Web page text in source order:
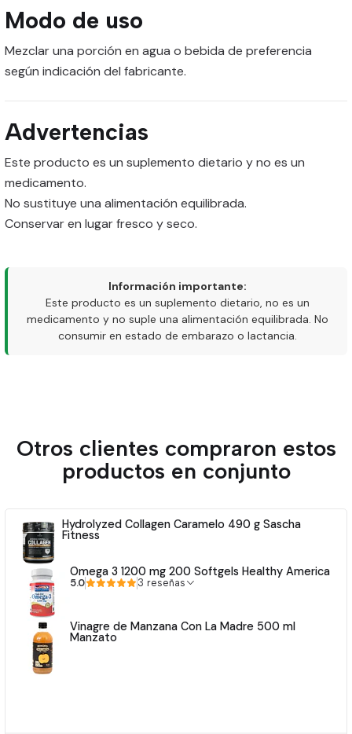
Modo de uso
Mezclar una porción en agua o bebida de preferencia
según indicación del fabricante.
Advertencias
Este producto es un suplemento dietario y no es un
medicamento.
No sustituye una alimentación equilibrada.
Conservar en lugar fresco y seco.
Información importante:
Este producto es un suplemento dietario, no es un
medicamento y no suple una alimentación equilibrada. No
consumir en estado de embarazo o lactancia.
Otros clientes compraron estos
productos en conjunto
Hydrolyzed Collagen Caramelo 490 g Sascha
Fitness
Omega 3 1200 mg 200 Softgels Healthy America
5.0 3 reseñas
Vinagre de Manzana Con La Madre 500 ml
Manzato